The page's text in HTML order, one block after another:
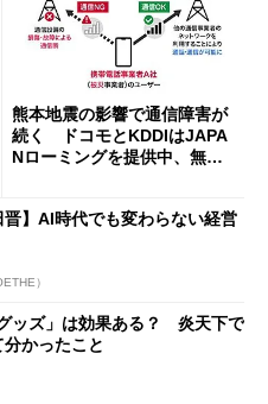
熊本地震の影響で通信障害が
続く ドコモとKDDIはJAPA
Nローミングを提供中、無料
晋】AI時代でも変わらない経営
）
グッズ」は効果ある？ 炎天下で
かったこと